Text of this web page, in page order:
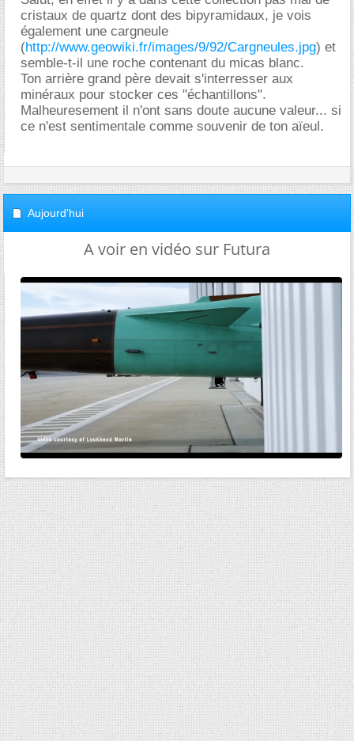
cristaux de quartz dont des bipyramidaux, je vois
également une cargneule
(http://www.geowiki.fr/images/9/92/Cargneules.jpg) et
semble-t-il une roche contenant du micas blanc.
Ton arrière grand père devait s'interresser aux
minéraux pour stocker ces "échantillons".
Malheuresement il n'ont sans doute aucune valeur... si
ce n'est sentimentale comme souvenir de ton aïeul.
Aujourd'hui
A voir en vidéo sur Futura